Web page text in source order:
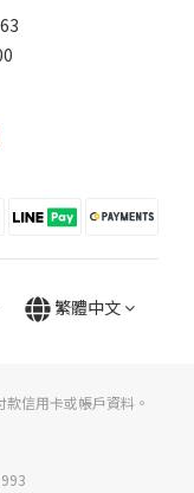
繁體中文
信用卡或帳戶資料。